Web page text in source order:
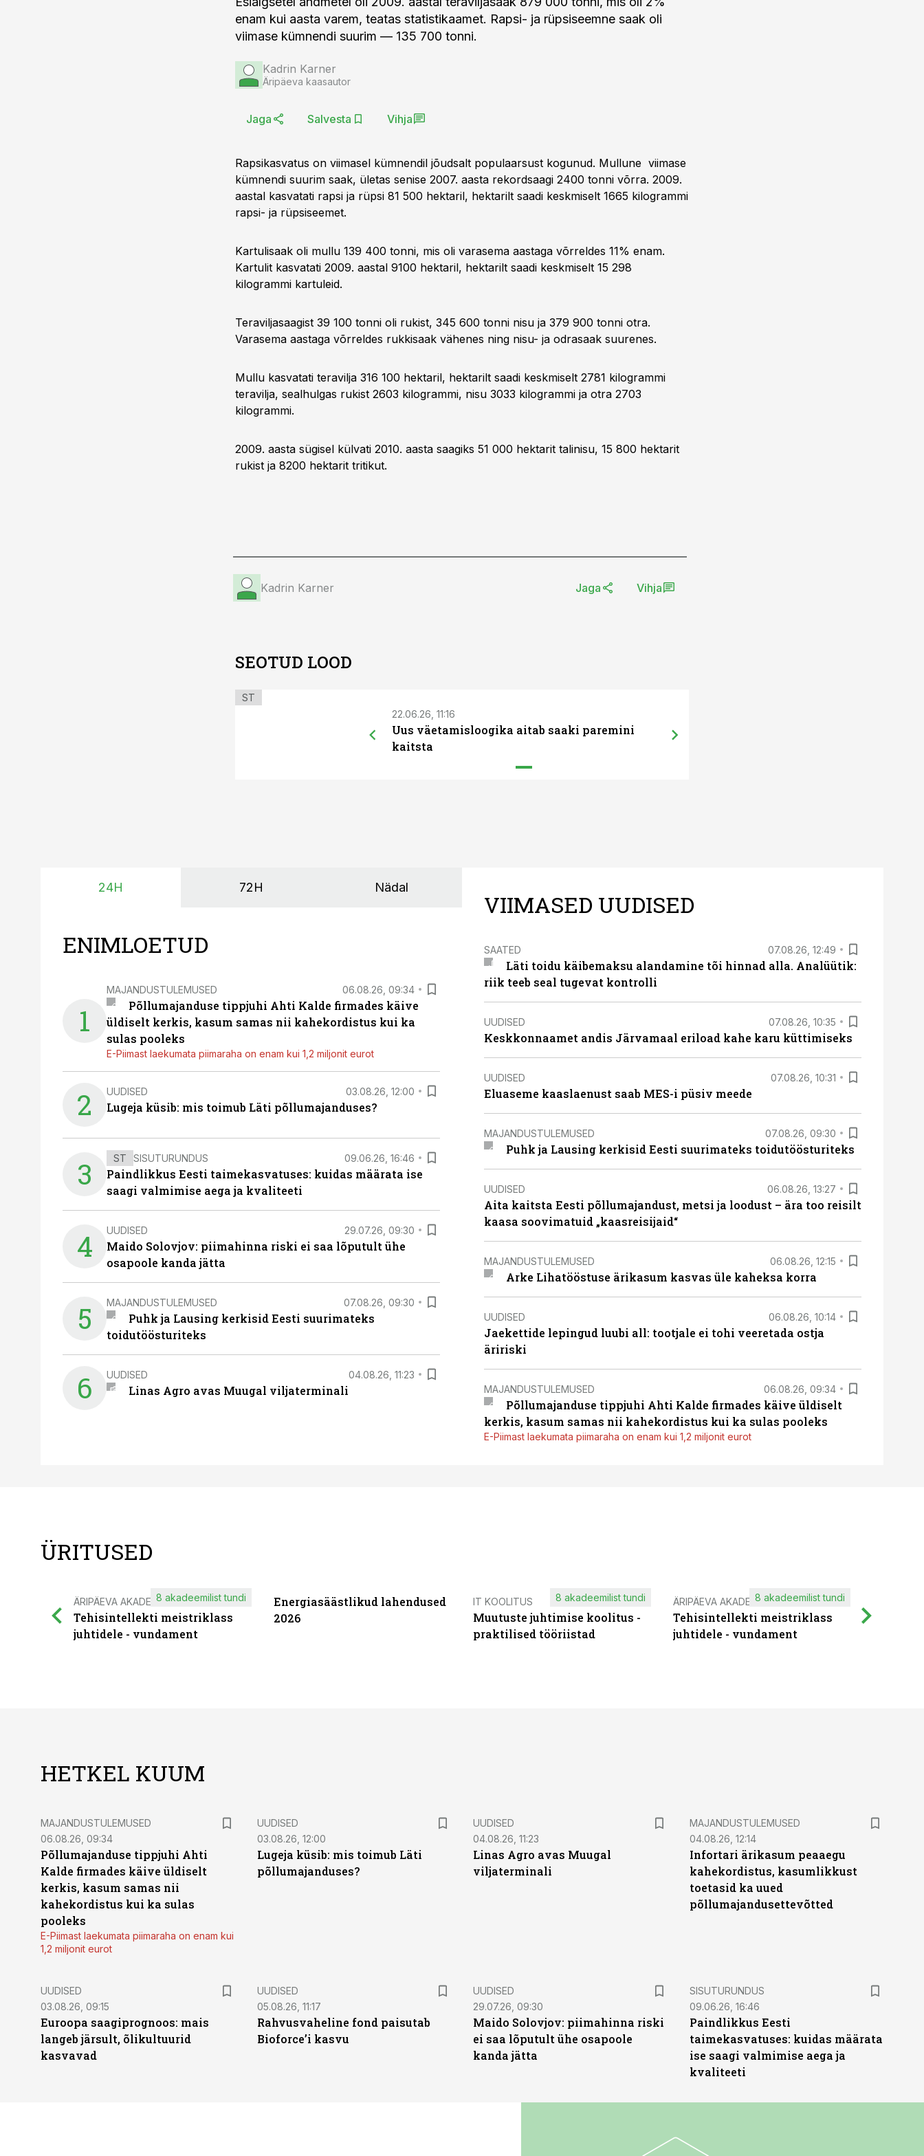
enam kui aasta varem, teatas statistikaamet. Rapsi- ja rüpsiseemne saak oli
viimase kümnendi suurim — 135 700 tonni.
Kadrin Karner
Äripäeva kaasautor
Jaga Salvesta Vihja
Rapsikasvatus on viimasel kümnendil jõudsalt populaarsust kogunud. Mullune viimase
kümnendi suurim saak, ületas senise 2007. aasta rekordsaagi 2400 tonni võrra. 2009.
aastal kasvatati rapsi ja rüpsi 81 500 hektaril, hektarilt saadi keskmiselt 1665 kilogrammi
rapsi- ja rüpsiseemet.
Kartulisaak oli mullu 139 400 tonni, mis oli varasema aastaga võrreldes 11% enam.
Kartulit kasvatati 2009. aastal 9100 hektaril, hektarilt saadi keskmiselt 15 298
kilogrammi kartuleid.
Teraviljasaagist 39 100 tonni oli rukist, 345 600 tonni nisu ja 379 900 tonni otra.
Varasema aastaga võrreldes rukkisaak vähenes ning nisu- ja odrasaak suurenes.
Mullu kasvatati teravilja 316 100 hektaril, hektarilt saadi keskmiselt 2781 kilogrammi
teravilja, sealhulgas rukist 2603 kilogrammi, nisu 3033 kilogrammi ja otra 2703
kilogrammi.
2009. aasta sügisel külvati 2010. aasta saagiks 51 000 hektarit talinisu, 15 800 hektarit
rukist ja 8200 hektarit tritikut.
Kadrin Karner Jaga Vihja
SEOTUD LOOD
ST
22.06.26, 11:16
Uus väetamisloogika aitab saaki paremini
kaitsta
24H 72H Nädal
ENIMLOETUD
1
MAJANDUSTULEMUSED 06.08.26, 09:34
Põllumajanduse tippjuhi Ahti Kalde firmades käive
üldiselt kerkis, kasum samas nii kahekordistus kui ka
sulas pooleks
E-Piimast laekumata piimaraha on enam kui 1,2 miljonit eurot
2 UUDISED 03.08.26, 12:00
Lugeja küsib: mis toimub Läti põllumajanduses?
3 ST SISUTURUNDUS 09.06.26, 16:46
Paindlikkus Eesti taimekasvatuses: kuidas määrata ise
saagi valmimise aega ja kvaliteeti
4 UUDISED 29.07.26, 09:30
Maido Solovjov: piimahinna riski ei saa lõputult ühe
osapoole kanda jätta
5 MAJANDUSTULEMUSED 07.08.26, 09:30
Puhk ja Lausing kerkisid Eesti suurimateks
toidutöösturiteks
6 UUDISED 04.08.26, 11:23
Linas Agro avas Muugal viljaterminali
VIIMASED UUDISED
SAATED 07.08.26, 12:49
Läti toidu käibemaksu alandamine tõi hinnad alla. Analüütik:
riik teeb seal tugevat kontrolli
UUDISED 07.08.26, 10:35
Keskkonnaamet andis Järvamaal eriload kahe karu küttimiseks
UUDISED 07.08.26, 10:31
Eluaseme kaaslaenust saab MES-i püsiv meede
MAJANDUSTULEMUSED 07.08.26, 09:30
Puhk ja Lausing kerkisid Eesti suurimateks toidutöösturiteks
UUDISED 06.08.26, 13:27
Aita kaitsta Eesti põllumajandust, metsi ja loodust – ära too reisilt
kaasa soovimatuid „kaasreisijaid“
MAJANDUSTULEMUSED 06.08.26, 12:15
Arke Lihatööstuse ärikasum kasvas üle kaheksa korra
UUDISED 06.08.26, 10:14
Jaekettide lepingud luubi all: tootjale ei tohi veeretada ostja
äririski
MAJANDUSTULEMUSED 06.08.26, 09:34
Põllumajanduse tippjuhi Ahti Kalde firmades käive üldiselt
kerkis, kasum samas nii kahekordistus kui ka sulas pooleks
E-Piimast laekumata piimaraha on enam kui 1,2 miljonit eurot
ÜRITUSED
ÄRIPÄEVA AKADEEMIA
Tehisintellekti meistriklass
juhtidele - vundament
8 akadeemilist tundi
Energiasäästlikud lahendused
2026
IT KOOLITUS
Muutuste juhtimise koolitus -
praktilised tööriistad
8 akadeemilist tundi ÄRIPÄEVA AKADEEMIA
Tehisintellekti meistriklass
juhtidele - vundament
8 akadeemilist tundi
HETKEL KUUM
MAJANDUSTULEMUSED
06.08.26, 09:34
Põllumajanduse tippjuhi Ahti
Kalde firmades käive üldiselt
kerkis, kasum samas nii
kahekordistus kui ka sulas
pooleks
E-Piimast laekumata piimaraha on enam kui
1,2 miljonit eurot
UUDISED
03.08.26, 12:00
Lugeja küsib: mis toimub Läti
põllumajanduses?
UUDISED
04.08.26, 11:23
Linas Agro avas Muugal
viljaterminali
MAJANDUSTULEMUSED
04.08.26, 12:14
Infortari ärikasum peaaegu
kahekordistus, kasumlikkust
toetasid ka uued
põllumajandusettevõtted
UUDISED
03.08.26, 09:15
Euroopa saagiprognoos: mais
langeb järsult, õlikultuurid
kasvavad
UUDISED
05.08.26, 11:17
Rahvusvaheline fond paisutab
Bioforce’i kasvu
UUDISED
29.07.26, 09:30
Maido Solovjov: piimahinna riski
ei saa lõputult ühe osapoole
kanda jätta
ST
SISUTURUNDUS
09.06.26, 16:46
Paindlikkus Eesti
taimekasvatuses: kuidas määrata
ise saagi valmimise aega ja
kvaliteeti